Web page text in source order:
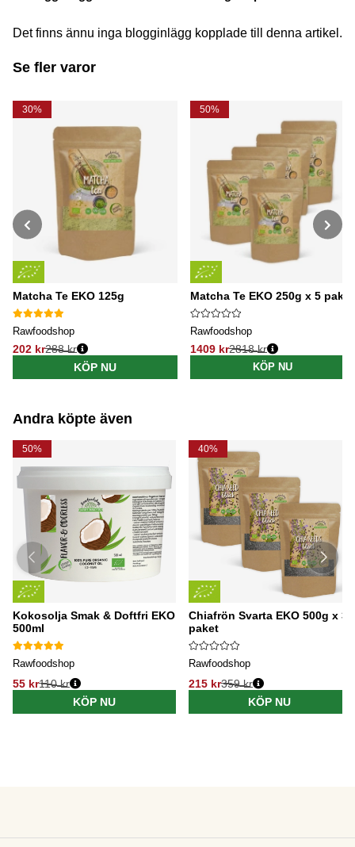
Det finns ännu inga blogginlägg kopplade till denna artikel.
Se fler varor
30%
Matcha Te EKO 125g
Rawfoodshop
202 kr
Ordinarie pris:
288 kr
KÖP NU
50%
Matcha Te EKO 250g x 5 paket
Rawfoodshop
1409 kr
Ordinarie pris:
2818 kr
KÖP NU
Andra köpte även
50%
Kokosolja Smak & Doftfri EKO
500ml
Rawfoodshop
55 kr110 kr
KÖP NU
40%
Chiafrön Svarta EKO 500g x 3
paket
Rawfoodshop
215 kr359 kr
KÖP NU